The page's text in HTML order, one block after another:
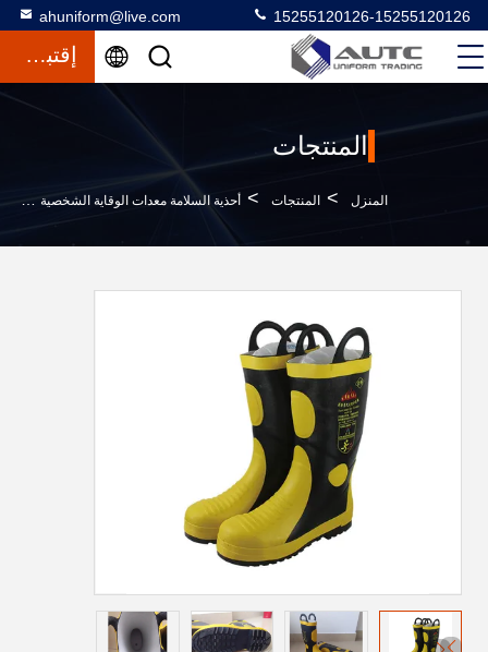
ahuniform@live.com 15255120126-15255120126
إقتباس
المنتجات
المنزل > المنتجات > أحذية السلامة معدات الوقاية الشخصية >